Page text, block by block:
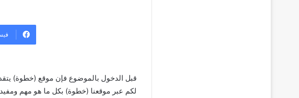
قبل الدخول بالموضوع فإن موقع (خطوة)
لكم عبر موقعنا (خطوة) بكل ما هو مهم